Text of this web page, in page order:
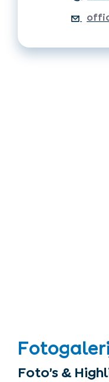
Foto’s &